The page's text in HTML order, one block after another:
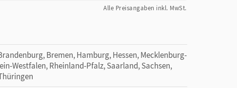
Alle Preisangaben inkl. MwSt.
Bremen, Hamburg, Hessen, Mecklenburg-
Westfalen, Rheinland-Pfalz, Saarland, Sachsen,